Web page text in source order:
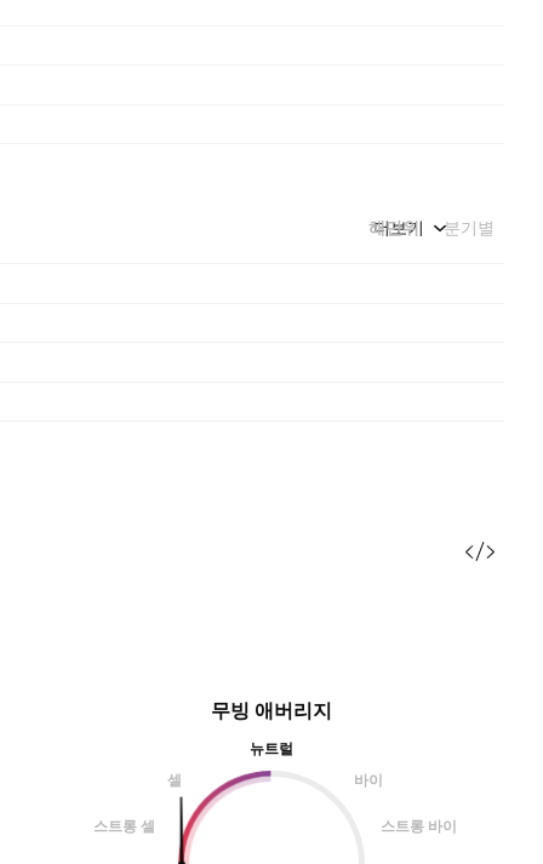
해단위 분기별
더보기
무빙 애버리지
뉴트럴
셀
바이
스트롱 셀 스트롱 바이